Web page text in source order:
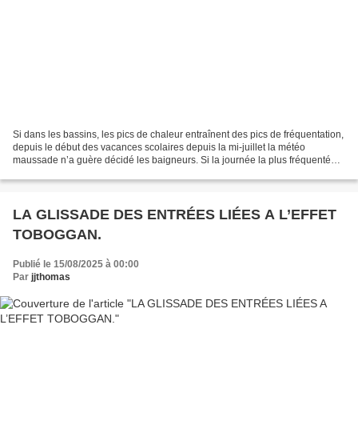
Si dans les bassins, les pics de chaleur entraînent des pics de fréquentation,
depuis le début des vacances scolaires depuis la mi-juillet la météo
maussade n’a guère décidé les baigneurs. Si la journée la plus fréquentée
LA GLISSADE DES ENTRÉES LIÉES A L’EFFET
TOBOGGAN.
Publié le 15/08/2025 à 00:00
Par jjthomas